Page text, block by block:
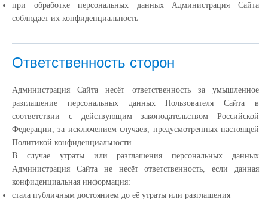
при обработке персональных данных Администрация Сайта
соблюдает их конфиденциальность
Ответственность сторон
Администрация Сайта несёт ответственность за умышленное
разглашение персональных данных Пользователя Сайта в
соответствии с действующим законодательством Российской
Федерации, за исключением случаев, предусмотренных настоящей
Политикой конфиденциальности.
В случае утраты или разглашения персональных данных
Администрация Сайта не несёт ответственность, если данная
конфиденциальная информация:
cтала публичным достоянием до её утраты или разглашения